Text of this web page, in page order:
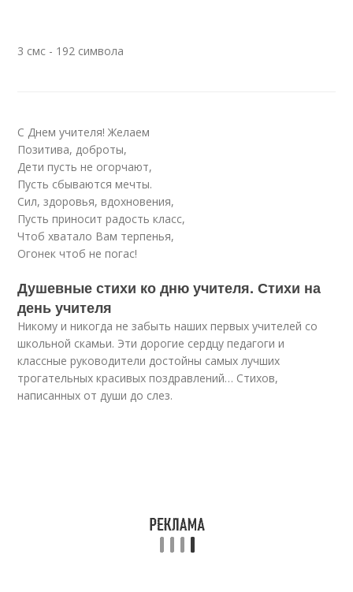
3 смс - 192 символа
С Днем учителя! Желаем
Позитива, доброты,
Дети пусть не огорчают,
Пусть сбываются мечты.
Сил, здоровья, вдохновения,
Пусть приносит радость класс,
Чтоб хватало Вам терпенья,
Огонек чтоб не погас!
Душевные стихи ко дню учителя. Стихи на
день учителя
Никому и никогда не забыть наших первых учителей со
школьной скамьи. Эти дорогие сердцу педагоги и
классные руководители достойны самых лучших
трогательных красивых поздравлений… Стихов,
написанных от души до слез.